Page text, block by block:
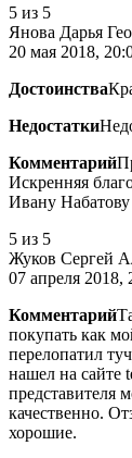
5 из 5
Янова Дарья
20 мая 2018,
Достоинства
Недостатки
Комментарий
Искренняя
Ивану
5 из 5
Жуков Сергей
07 апреля 2018,
Комментарий
покупать как
перелопатил
нашел на сайте
представителя
качественно.
хорошие.